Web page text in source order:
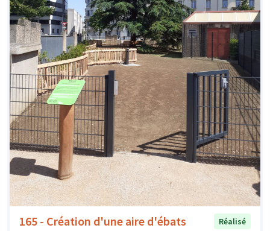
165 - Création d'une aire d'ébats
Réalisé